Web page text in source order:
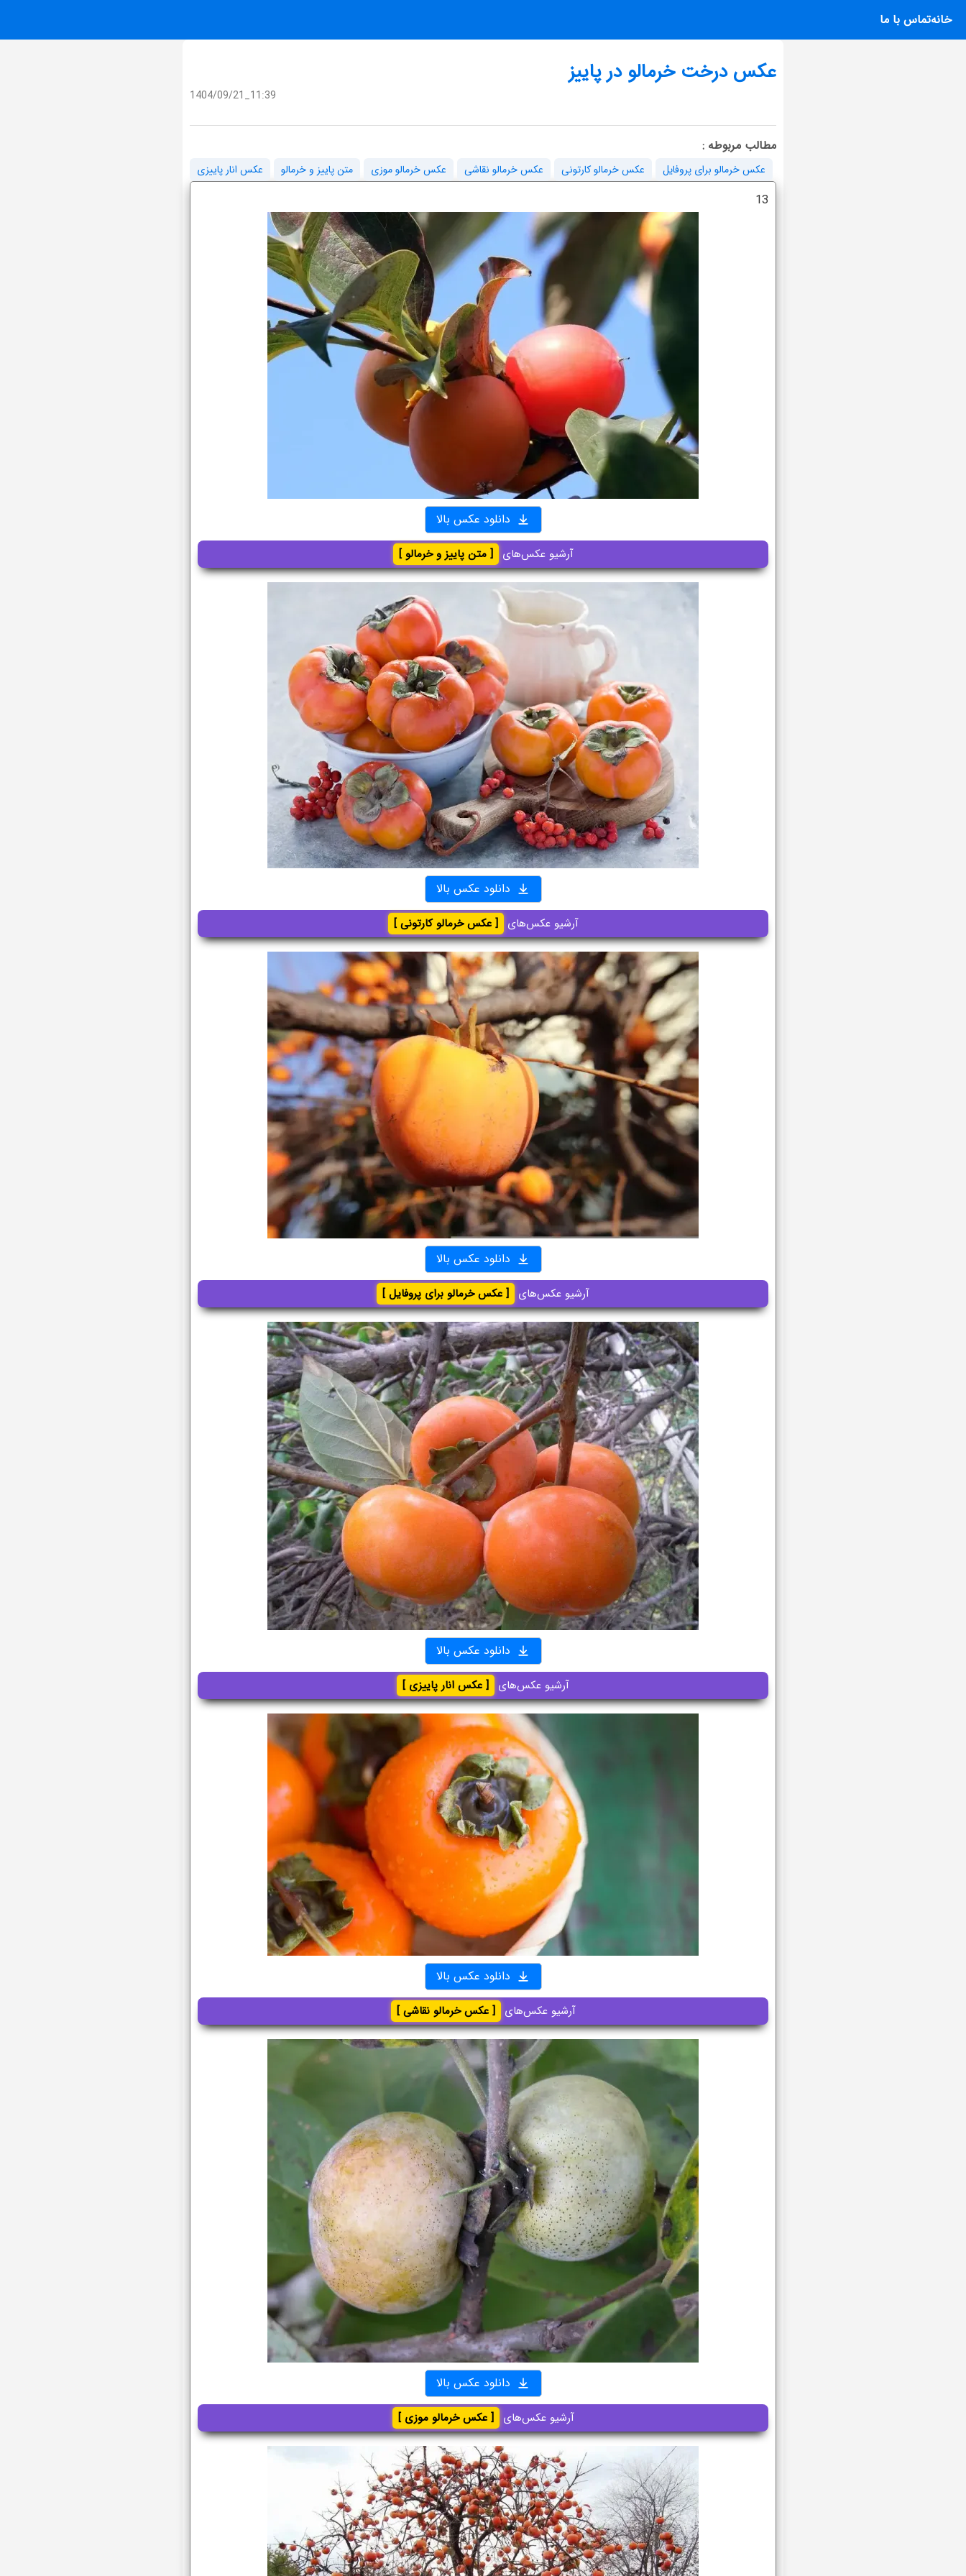
خانهتماس با ما
عکس درخت خرمالو در پاییز
1404/09/21_11:39
مطالب مربوطه :
عکس خرمالو برای پروفایل عکس خرمالو کارتونی عکس خرمالو نقاشی عکس خرمالو موزی متن پاییز و خرمالو عکس انار پاییزی
13
دانلود عکس بالا
آرشیو عکس‌های [ متن پاییز و خرمالو ]
دانلود عکس بالا
آرشیو عکس‌های [ عکس خرمالو کارتونی ]
دانلود عکس بالا
آرشیو عکس‌های [ عکس خرمالو برای پروفایل ]
دانلود عکس بالا
آرشیو عکس‌های [ عکس انار پاییزی ]
دانلود عکس بالا
آرشیو عکس‌های [ عکس خرمالو نقاشی ]
دانلود عکس بالا
آرشیو عکس‌های [ عکس خرمالو موزی ]